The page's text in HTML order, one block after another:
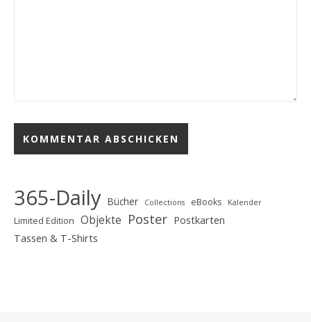
365-Daily Bücher Collections eBooks Kalender
Limited Edition Objekte Poster Postkarten
Tassen & T-Shirts